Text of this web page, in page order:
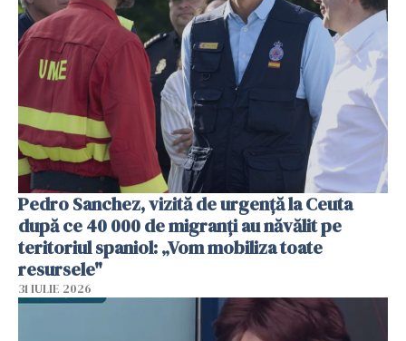
Pedro Sanchez, vizită de urgență la Ceuta
după ce 40 000 de migranți au năvălit pe
teritoriul spaniol: „Vom mobiliza toate
resursele"
31 IULIE 2026